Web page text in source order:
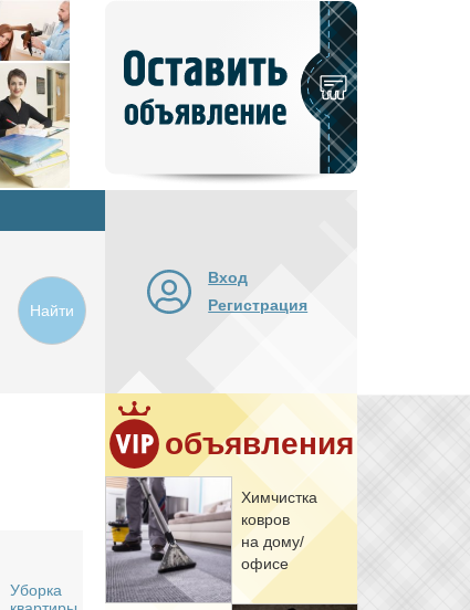
объявление
Найти
Вход
Регистрация
объявления
Хим­чист­ка
ков­ров
на до­му/
офи­се
Уборка